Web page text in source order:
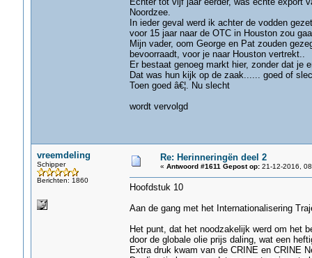
Noordzee.
In ieder geval werd ik achter de vodden
voor 15 jaar naar de OTC in Houston zou
Mijn vader, oom George en Pat zouden
bevoorraadt, voor je naar Houston vertrekt..
Er bestaat genoeg markt hier, zonder dat je
Dat was hun kijk op de zaak...... goed of
Toen goed â€¦. Nu slecht
wordt vervolgd
vreemdeling
Schipper
Berichten: 1860
Re: Herinneringën deel 2
« Antwoord #1611 Gepost op:21-12-2016,
Hoofdstuk 10
Aan de gang met het Internationalisering
Het punt, dat het noodzakelijk werd om het
door de globale olie prijs daling, wat een
Extra druk kwam van de CRINE en CRINE